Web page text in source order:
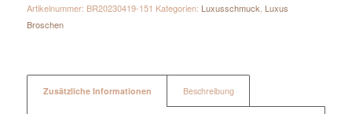
Artikelnummer: BR20230419-151 Kategorien: Luxusschmuck Luxus
Broschen
Zusätzliche Informationen Beschreibung